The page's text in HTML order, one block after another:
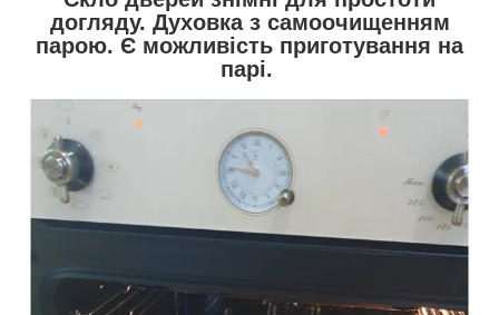
догляду. Духовка з самоочищенням
парою. Є можливість приготування на
парі.